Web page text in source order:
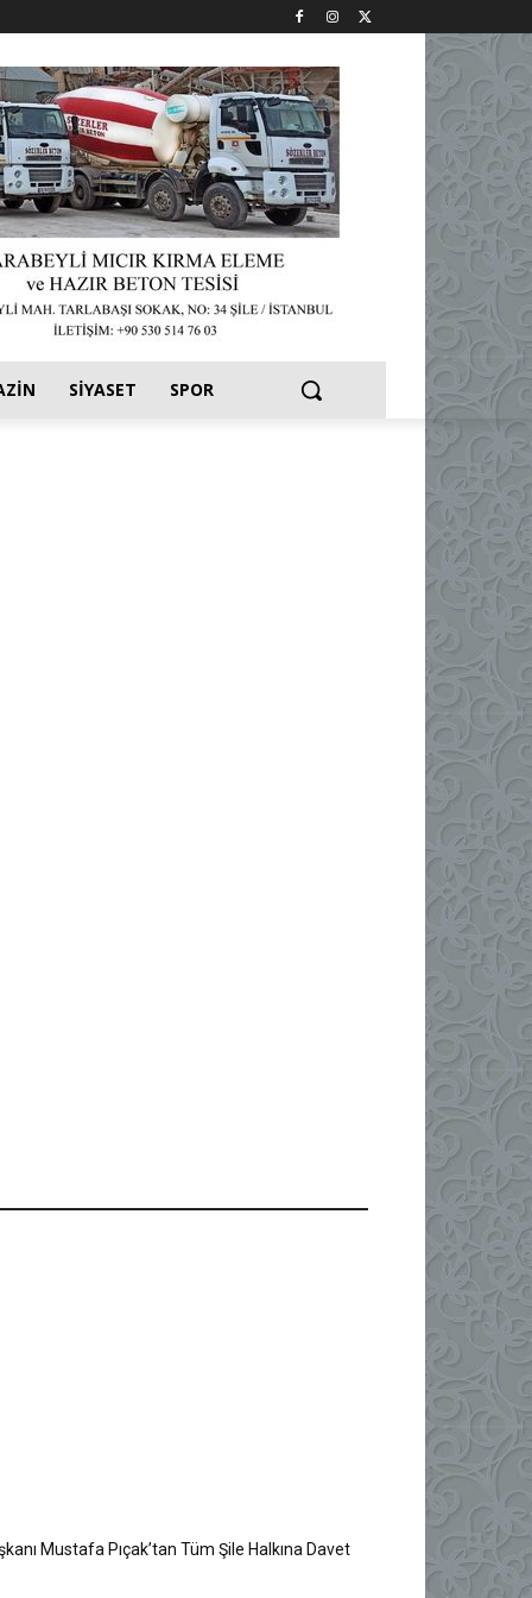
SIYASET SPOR
Mustafa Pıçak’tan Tüm Şile Halkına Davet